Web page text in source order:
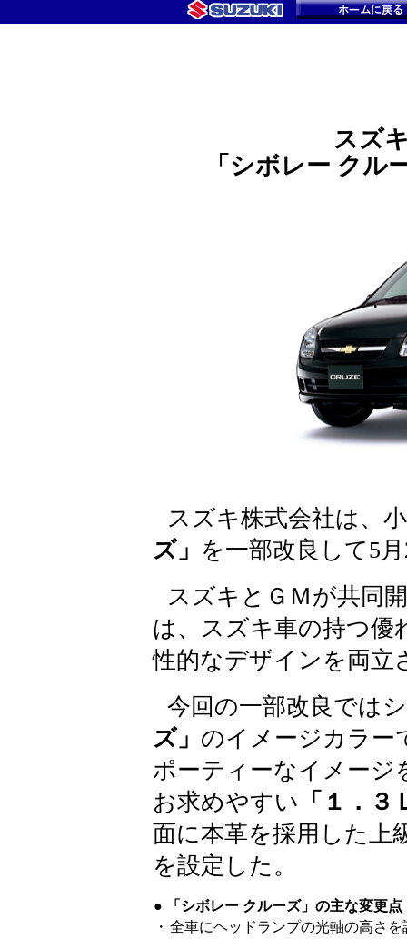
スズ
「シボレー クル
スズキ株式会社は、
ズ」 を一部改良して5
スズキとＧＭが共同
は、スズキ車の持つ優
性的なデザインを両立
今回の一部改良では
ズ」 のイメージカラー
ポーティーなイメージ
お求めやすい 「１．３
面に本革を採用した上
を設定した。
● 「シボレー クルーズ」の主な変更点
・ 全車にヘッドランプの光軸の高さ